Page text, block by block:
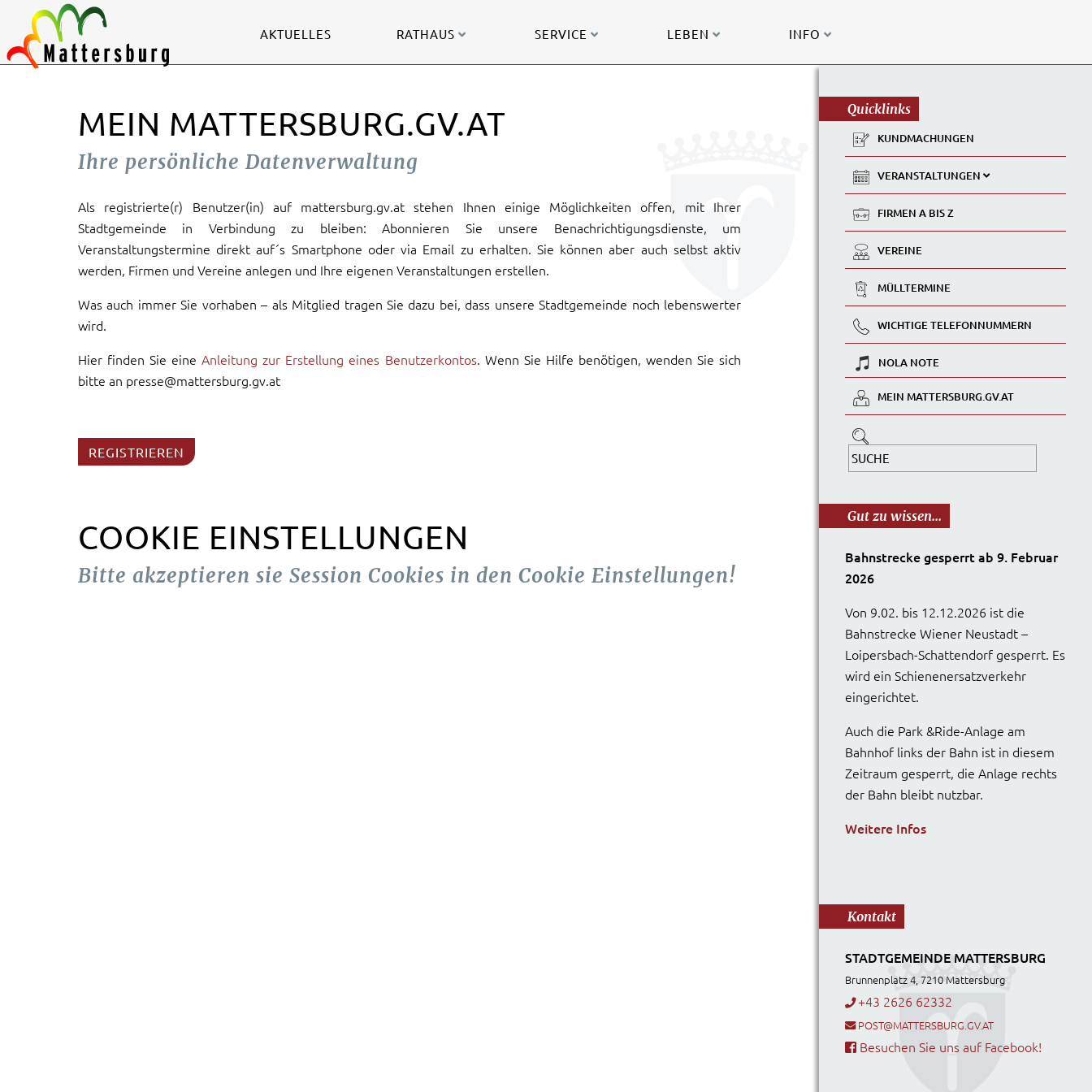
AKTUELLES RATHAUS SERVICE LEBEN INFO
MEIN MATTERSBURG.GV.AT
Ihre persönliche Datenverwaltung
Als registrierte(r) Benutzer(in) auf mattersburg.gv.at stehen Ihnen einige Möglichkeiten offen, mit Ihrer
Stadtgemeinde in Verbindung zu bleiben: Abonnieren Sie unsere Benachrichtigungsdienste, um
Veranstaltungstermine direkt auf´s Smartphone oder via Email zu erhalten. Sie können aber auch selbst aktiv
werden, Firmen und Vereine anlegen und Ihre eigenen Veranstaltungen erstellen.
Was auch immer Sie vorhaben – als Mitglied tragen Sie dazu bei, dass unsere Stadtgemeinde noch lebenswerter
wird.
Hier finden Sie eineAnleitung zur Erstellung eines Benutzerkontos. Wenn Sie Hilfe benötigen, wenden Sie sich
bitte an presse@mattersburg.gv.at
REGISTRIEREN
COOKIE EINSTELLUNGEN
Bitte akzeptieren sie Session Cookies in den Cookie Einstellungen!
Quicklinks
KUNDMACHUNGEN
VERANSTALTUNGEN
FIRMEN A BIS Z
VEREINE
MÜLLTERMINE
WICHTIGE TELEFONNUMMERN
NOLA NOTE
MEIN MATTERSBURG.GV.AT
Gut zu wissen...
Bahnstrecke gesperrt ab 9. Februar
2026
Von 9.02. bis 12.12.2026 ist die
Bahnstrecke Wiener Neustadt –
Loipersbach-Schattendorf gesperrt. Es
wird ein Schienenersatzverkehr
eingerichtet.
Auch die Park &Ride-Anlage am
Bahnhof links der Bahn ist in diesem
Zeitraum gesperrt, die Anlage rechts
der Bahn bleibt nutzbar.
Weitere Infos
Kontakt
STADTGEMEINDE MATTERSBURG
Brunnenplatz 4, 7210 Mattersburg
+43 2626 62332
POST@MATTERSBURG.GV.AT
Besuchen Sie uns auf Facebook!